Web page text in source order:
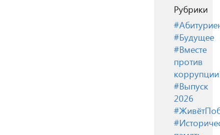
Рубрики
#Будущее
#Вместе
против
#Выпуск
2026